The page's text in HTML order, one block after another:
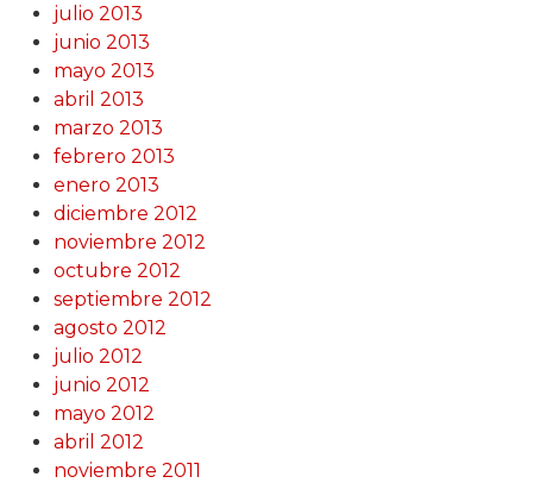
julio 2013
junio 2013
mayo 2013
abril 2013
marzo 2013
febrero 2013
enero 2013
diciembre 2012
noviembre 2012
octubre 2012
septiembre 2012
agosto 2012
julio 2012
junio 2012
mayo 2012
abril 2012
noviembre 2011